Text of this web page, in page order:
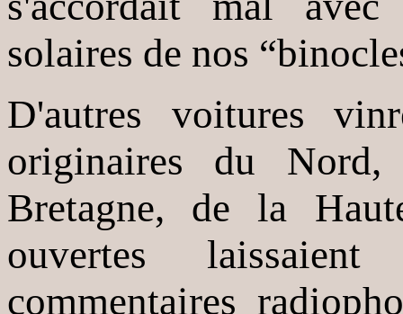
solaires de nos
D'autres voitures
originaires du
Bretagne, de la
ouvertes
commentaires